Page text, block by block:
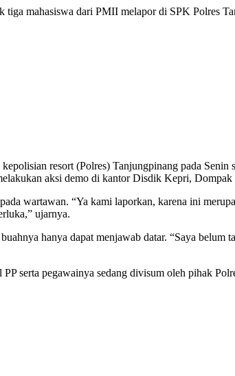
tiga mahasiswa dari PMII melapor di SPK Polres
resort (Polres) Tanjungpinang pada
aksi demo di kantor Disdik Kepri, Dompak
wartawan. “Ya kami laporkan, karena ini
ujarnya.
hanya dapat menjawab datar. “Saya belum
serta pegawainya sedang divisum oleh pihak